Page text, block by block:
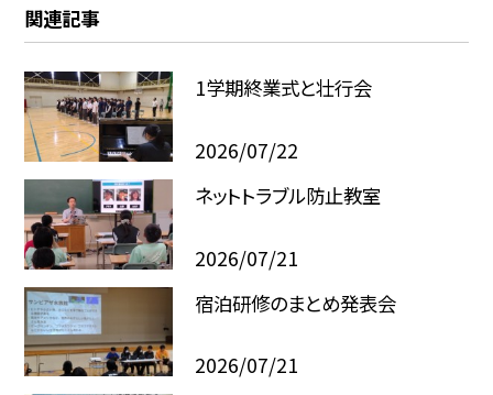
関連記事
1学期終業式と壮行会
2026/07/22
ネットトラブル防止教室
2026/07/21
宿泊研修のまとめ発表会
2026/07/21